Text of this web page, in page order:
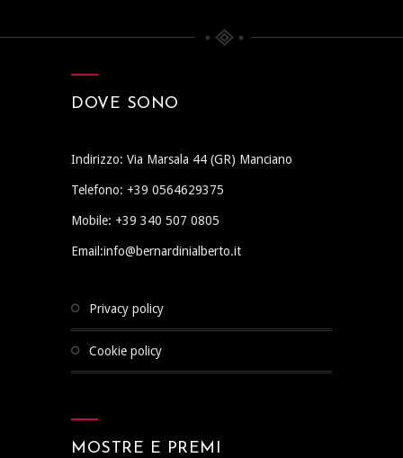
DOVE SONO
Indirizzo: Via Marsala 44 (GR) Manciano
Telefono: +39 0564629375
Mobile: +39 340 507 0805
Email:info@bernardinialberto.it
privacy policy
cookie policy
MOSTRE E PREMI